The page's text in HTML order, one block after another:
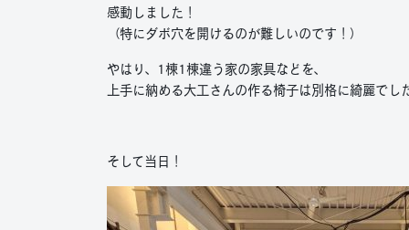
感動しました！
（特にダボ穴を開けるのが難しいのです！）
やはり、1棟1棟違う家の家具などを、
上手に納める大工さんの作る椅子は別格に綺麗でし
そして当日！